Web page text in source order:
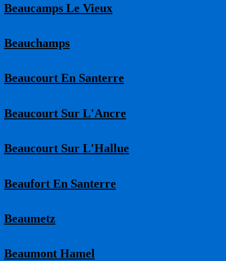
Beaucamps Le Vieux
Beauchamps
Beaucourt En Santerre
Beaucourt Sur L'Ancre
Beaucourt Sur L'Hallue
Beaufort En Santerre
Beaumetz
Beaumont Hamel